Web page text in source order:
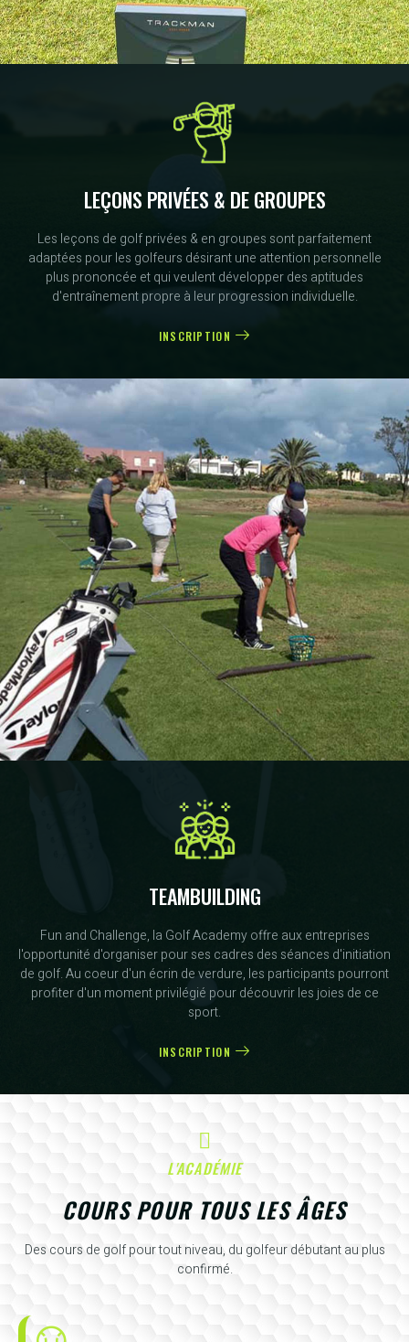
LEÇONS PRIVÉES & DE GROUPES
Les leçons de golf privées & en groupes sont parfaitement
adaptées pour les golfeurs désirant une attention personnelle
plus prononcée et qui veulent développer des aptitudes
d'entraînement propre à leur progression individuelle.
INSCRIPTION
TEAMBUILDING
Fun and Challenge, la Golf Academy offre aux entreprises
l'opportunité d'organiser pour ses cadres des séances d'initiation
de golf. Au coeur d'un écrin de verdure, les participants pourront
profiter d'un moment privilégié pour découvrir les joies de ce
sport.
INSCRIPTION
L'ACADÉMIE
COURS POUR TOUS LES ÂGES
Des cours de golf pour tout niveau, du golfeur débutant au plus
confirmé.